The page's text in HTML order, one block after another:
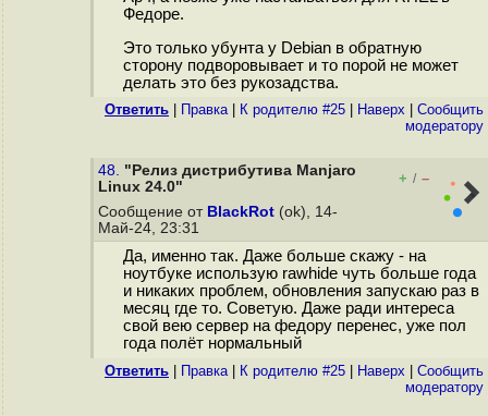
Федоре.
Это только убунта у Debian в обратную
сторону подворовывает и то порой не может
делать это без рукозадства.
Ответить Правка| К родителю #25 Наверх
Cообщить
модератору
48. "Релиз дистрибутива Manjaro
Linux 24.0"
+ / –
Сообщение от BlackRot (ok), 14-
Май-24, 23:31
Да, именно так. Даже больше скажу - на
ноутбуке использую rawhide чуть больше года
и никаких проблем, обновления запускаю раз в
месяц где то. Советую. Даже ради интереса
свой вею сервер на федору перенес, уже пол
года полёт нормальный
Ответить Правка| К родителю #25 Наверх
Cообщить
модератору